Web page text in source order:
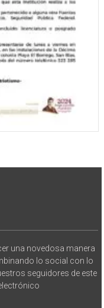
una novedosa manera
lo social con lo
seguidores de este